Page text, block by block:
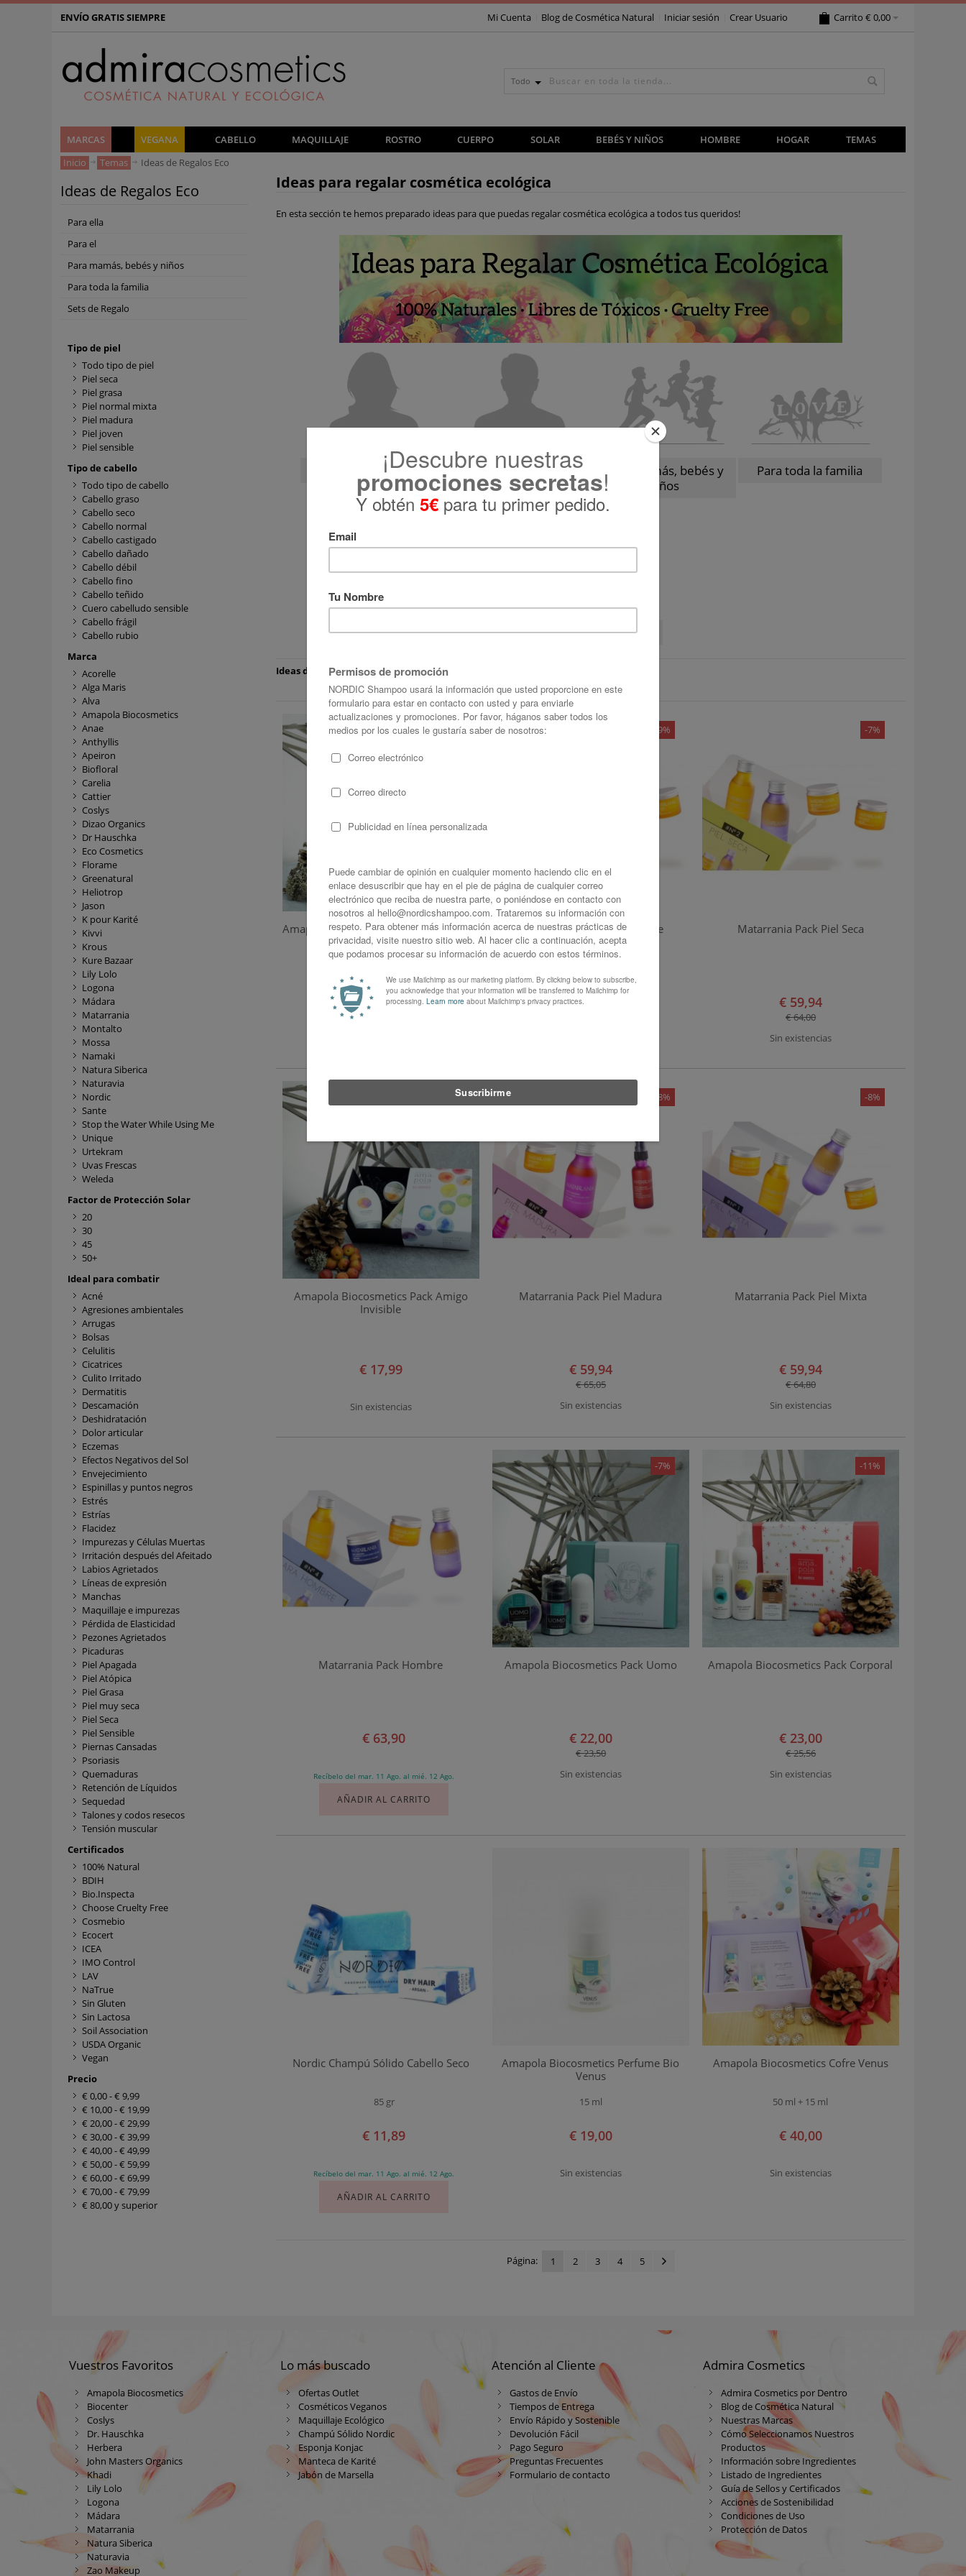
ENVÍO GRATIS SIEMPRE Carrito € 0,00
Mi Cuenta Blog de Cosmética Natural Iniciar sesión Crear Usuario
Todo
MARCAS VEGANA CABELLO MAQUILLAJE ROSTRO CUERPO SOLAR BEBÉS Y NIÑOS HOMBRE HOGAR
TEMAS
Inicio
Temas Ideas de Regalos Eco
Ideas para regalar cosmética ecológica
En esta sección te hemos preparado ideas para que puedas regalar cosmética ecológica a todos tus queridos!
Para ella Para el
Para mamás, bebés y
niños
Para toda la familia
Sets de Regalo
Ideas de Regalos Eco: 1 - 12 de 401 productos
-10%
Amapola Biocosmetics Pack Frambuesa
€ 39,91
-9%
Matarrania Pack Piel Sensible
€ 59,94
-7%
Matarrania Pack Piel Seca
€ 59,94
€ 64,00
Sin existencias
Amapola Biocosmetics Pack Amigo
Invisible
€ 17,99
Sin existencias
-8%
Matarrania Pack Piel Madura
€ 59,94
€ 65,05
Sin existencias
-8%
Matarrania Pack Piel Mixta
€ 59,94
€ 64,80
Sin existencias
Matarrania Pack Hombre
€ 63,90
Recíbelo del mar. 11 Ago. al mié. 12 Ago.
AÑADIR AL CARRITO
-7%
Amapola Biocosmetics Pack Uomo
€ 22,00
€ 23,50
Sin existencias
-11%
Amapola Biocosmetics Pack Corporal
€ 23,00
€ 25,56
Sin existencias
Nordic Champú Sólido Cabello Seco
85 gr
€ 11,89
Recíbelo del mar. 11 Ago. al mié. 12 Ago.
AÑADIR AL CARRITO
Amapola Biocosmetics Perfume Bio
Venus
15 ml
€ 19,00
Sin existencias
Amapola Biocosmetics Cofre Venus
50 ml + 15 ml
€ 40,00
Sin existencias
Página: 1 2 3 4 5
Ideas de Regalos Eco
Para ella
Para el
Para mamás, bebés y niños
Para toda la familia
Sets de Regalo
Tipo de piel
Todo tipo de piel
Piel seca
Piel grasa
Piel normal mixta
Piel madura
Piel joven
Piel sensible
Tipo de cabello
Todo tipo de cabello
Cabello graso
Cabello seco
Cabello normal
Cabello castigado
Cabello dañado
Cabello débil
Cabello fino
Cabello teñido
Cuero cabelludo sensible
Cabello frágil
Cabello rubio
Marca
Acorelle
Alga Maris
Alva
Amapola Biocosmetics
Anae
Anthyllis
Apeiron
Biofloral
Carelia
Cattier
Coslys
Dizao Organics
Dr Hauschka
Eco Cosmetics
Florame
Greenatural
Heliotrop
Jason
K pour Karité
Kivvi
Krous
Kure Bazaar
Lily Lolo
Logona
Mádara
Matarrania
Montalto
Mossa
Namaki
Natura Siberica
Naturavia
Nordic
Sante
Stop the Water While Using Me
Unique
Urtekram
Uvas Frescas
Weleda
Factor de Protección Solar
20
30
45
50+
Ideal para combatir
Acné
Agresiones ambientales
Arrugas
Bolsas
Celulitis
Cicatrices
Culito Irritado
Dermatitis
Descamación
Deshidratación
Dolor articular
Eczemas
Efectos Negativos del Sol
Envejecimiento
Espinillas y puntos negros
Estrés
Estrías
Flacidez
Impurezas y Células Muertas
Irritación después del Afeitado
Labios Agrietados
Líneas de expresión
Manchas
Maquillaje e impurezas
Pérdida de Elasticidad
Pezones Agrietados
Picaduras
Piel Apagada
Piel Atópica
Piel Grasa
Piel muy seca
Piel Seca
Piel Sensible
Piernas Cansadas
Psoriasis
Quemaduras
Retención de Líquidos
Sequedad
Talones y codos resecos
Tensión muscular
Certificados
100% Natural
BDIH
Bio.Inspecta
Choose Cruelty Free
Cosmebio
Ecocert
ICEA
IMO Control
LAV
NaTrue
Sin Gluten
Sin Lactosa
Soil Association
USDA Organic
Vegan
Precio
€ 0,00-€ 9,99
€ 10,00-€ 19,99
€ 20,00-€ 29,99
€ 30,00-€ 39,99
€ 40,00-€ 49,99
€ 50,00-€ 59,99
€ 60,00-€ 69,99
€ 70,00-€ 79,99
€ 80,00y superior
Vuestros Favoritos
Amapola Biocosmetics
Biocenter
Coslys
Dr. Hauschka
Herbera
John Masters Organics
Khadi
Lily Lolo
Logona
Mádara
Matarrania
Natura Siberica
Naturavia
Zao Makeup
Lo más buscado
Ofertas Outlet
Cosméticos Veganos
Maquillaje Ecológico
Champú Sólido Nordic
Esponja Konjac
Manteca de Karité
Jabón de Marsella
Atención al Cliente
Gastos de Envío
Tiempos de Entrega
Envío Rápido y Sostenible
Devolución Fácil
Pago Seguro
Preguntas Frecuentes
Formulario de contacto
Admira Cosmetics
Admira Cosmetics por Dentro
Blog de Cosmética Natural
Nuestras Marcas
Cómo Seleccionamos Nuestros
Productos
Información sobre Ingredientes
Listado de Ingredientes
Guía de Sellos y Certificados
Acciones de Sostenibilidad
Condiciones de Uso
Protección de Datos